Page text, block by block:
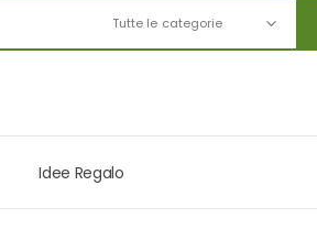
Tutte le categorie
Idee Regalo